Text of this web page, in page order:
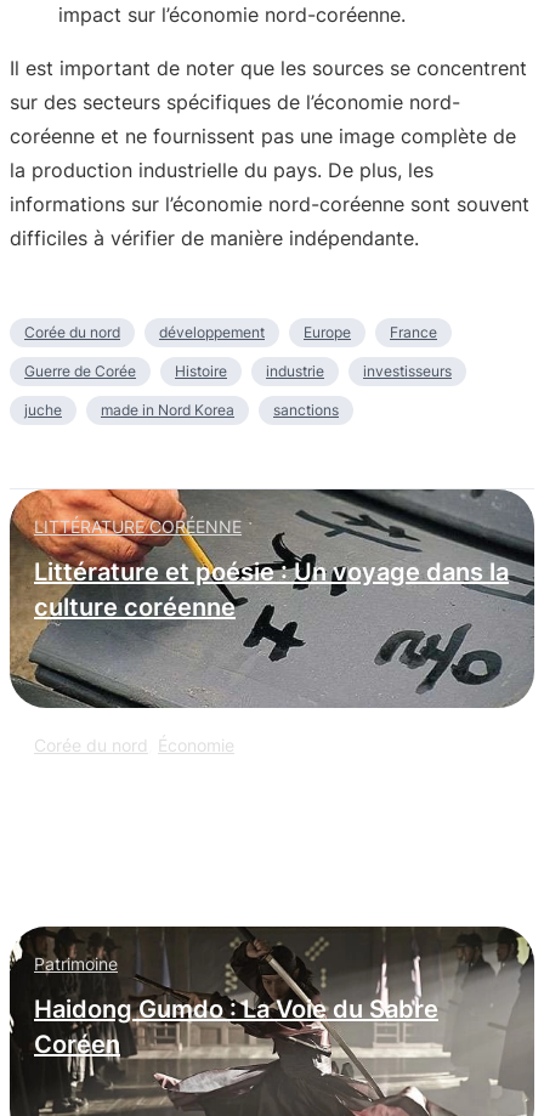
impact sur l’économie nord-coréenne.
Il est important de noter que les sources se concentrent
sur des secteurs spécifiques de l’économie nord-
coréenne et ne fournissent pas une image complète de
la production industrielle du pays. De plus, les
informations sur l’économie nord-coréenne sont souvent
difficiles à vérifier de manière indépendante.
Corée du nord développement Europe France
Guerre de Corée Histoire industrie investisseurs
juche made in Nord Korea sanctions
LITTÉRATURE CORÉENNE
Littérature et poésie : Un voyage dans la
culture coréenne
Corée du nord Économie
Patrimoine
Haidong Gumdo : La Voie du Sabre
Coréen